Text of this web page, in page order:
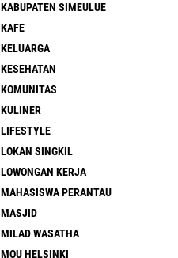
KABUPATEN SIMEULUE
KAFE
KELUARGA
KESEHATAN
KOMUNITAS
KULINER
LIFESTYLE
LOKAN SINGKIL
LOWONGAN KERJA
MAHASISWA PERANTAU
MASJID
MILAD WASATHA
MOU HELSINKI